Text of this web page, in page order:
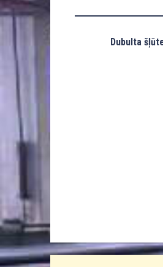
Dubulta